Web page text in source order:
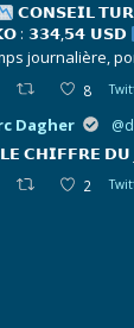
𝗖𝗢𝗡𝗦𝗘𝗜𝗟
: 𝟯𝟯𝟰,𝟱𝟰 𝗨𝗦𝗗
journalière,
8
Dagher
𝗟𝗘 𝗖𝗛𝗜𝗙𝗙𝗥𝗘 𝗗𝗨
2